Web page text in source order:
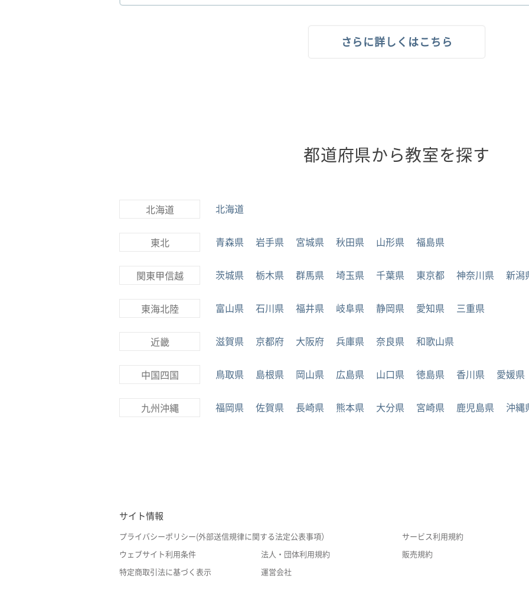
さらに詳しくはこちら
都道府県から教室を探す
北海道 北海道
東北 青森県 岩手県 宮城県 秋田県 山形県 福島県
関東甲信越 茨城県 栃木県 群馬県 埼玉県 千葉県 東京都 神奈川県 新潟
東海北陸 富山県 石川県 福井県 岐阜県 静岡県 愛知県 三重県
近畿 滋賀県 京都府 大阪府 兵庫県 奈良県 和歌山県
中国四国 鳥取県 島根県 岡山県 広島県 山口県 徳島県 香川県 愛媛県
九州沖縄 福岡県 佐賀県 長崎県 熊本県 大分県 宮崎県 鹿児島県 沖縄
サイト情報
プライバシーポリシー(外部送信規律に関する法定公表事項） サービス利用規約
ウェブサイト利用条件 法人・団体利用規約 販売規約
特定商取引法に基づく表示 運営会社